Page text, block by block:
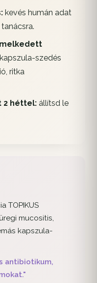
kevés humán adat
szedés
ritka
2 héttel:állítsd le
TOPIKUS
mucositis,
kapszula-
antibiotikum,